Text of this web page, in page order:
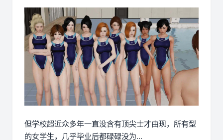
但学校超近众多年一直没含有顶尖士才由现，所有型
的女学生，几乎毕业后都碌碌没为...